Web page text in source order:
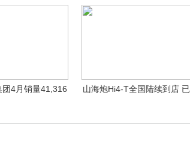
团4月销量41,316
山海炮Hi4-T全国陆续到店 已